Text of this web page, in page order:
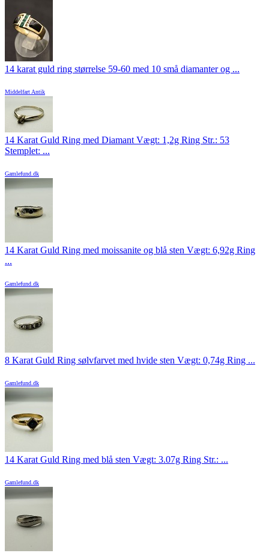
14 karat guld ring størrelse 59-60 med 10 små diamanter og ...
Middelfart Antik
14 Karat Guld Ring med Diamant Vægt: 1,2g Ring Str.: 53
Stemplet: ...
Gamlefund.dk
14 Karat Guld Ring med moissanite og blå sten Vægt: 6,92g Ring
...
Gamlefund.dk
8 Karat Guld Ring sølvfarvet med hvide sten Vægt: 0,74g Ring ...
Gamlefund.dk
14 Karat Guld Ring med blå sten Vægt: 3.07g Ring Str.: ...
Gamlefund.dk